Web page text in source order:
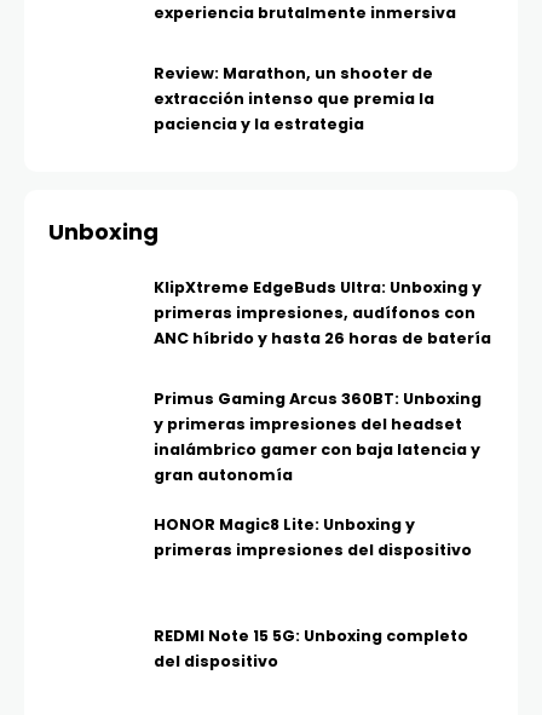
experiencia brutalmente inmersiva
Review: Marathon, un shooter de
extracción intenso que premia la
paciencia y la estrategia
Unboxing
KlipXtreme EdgeBuds Ultra: Unboxing y
primeras impresiones, audífonos con
ANC híbrido y hasta 26 horas de batería
Primus Gaming Arcus 360BT: Unboxing
y primeras impresiones del headset
inalámbrico gamer con baja latencia y
gran autonomía
HONOR Magic8 Lite: Unboxing y
primeras impresiones del dispositivo
REDMI Note 15 5G: Unboxing completo
del dispositivo